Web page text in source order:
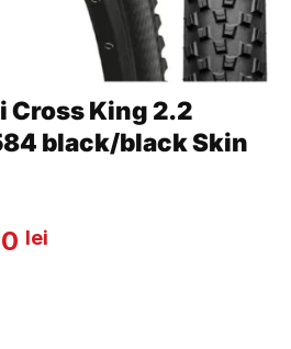
Cross King 2.2
black/black Skin
lei